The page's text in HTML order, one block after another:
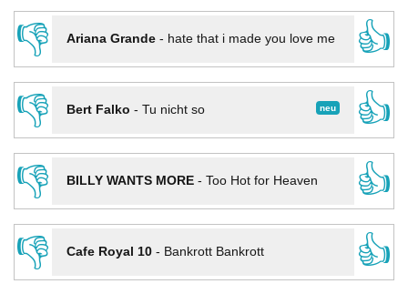
👎
Ariana Grande- hate that i made you love me
👍
👎
neu
Bert Falko - Tu nicht so
👍
👎
BILLY WANTS MORE- Too Hot for Heaven
👍
👎
Cafe Royal 10- Bankrott Bankrott
👍